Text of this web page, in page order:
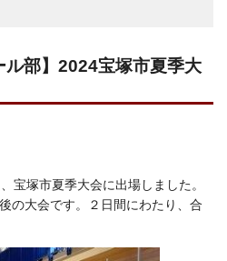
ル部】2024宝塚市夏季大
宝塚市夏季大会に出場しました。
の大会です。２日間にわたり、合